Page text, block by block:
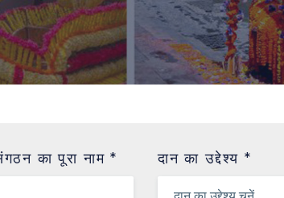
का पूरा नाम * दान का उद्देश्य *